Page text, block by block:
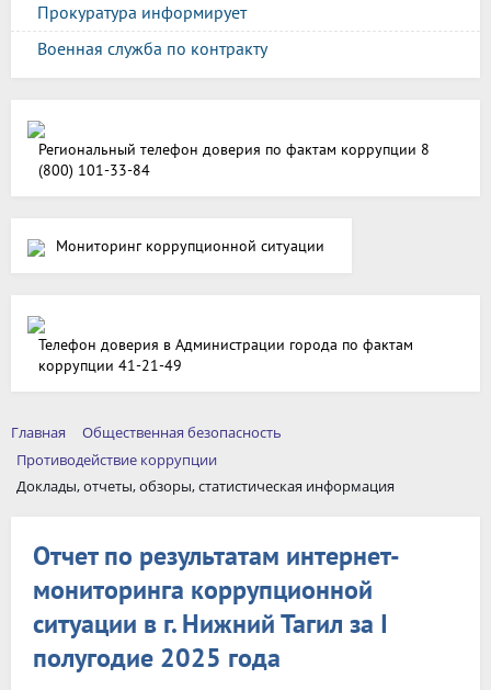
Прокуратура информирует
Военная служба по контракту
Региональный телефон доверия по фактам коррупции 8
(800) 101-33-84
Мониторинг коррупционной ситуации
Телефон доверия в Администрации города по фактам
коррупции 41-21-49
Главная
Общественная безопасность
Противодействие коррупции
Доклады, отчеты, обзоры, статистическая информация
Отчет по результатам интернет-
мониторинга коррупционной
ситуации в г. Нижний Тагил за I
полугодие 2025 года